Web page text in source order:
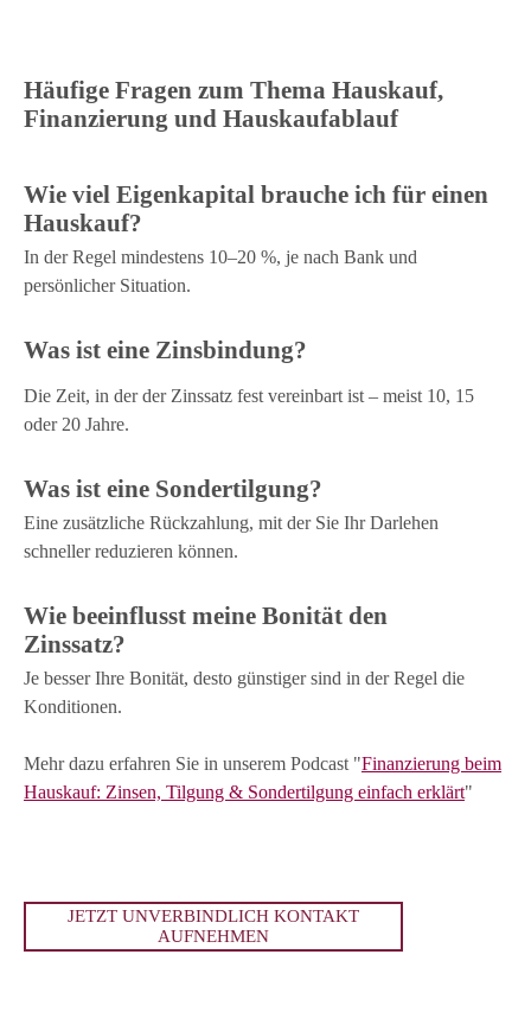
Häufige Fragen zum Thema Hauskauf,
Finanzierung und Hauskaufablauf
Wie viel Eigenkapital brauche ich für einen
Hauskauf?
In der Regel mindestens 10–20 %, je nach Bank und
persönlicher Situation.
Was ist eine Zinsbindung?
Die Zeit, in der der Zinssatz fest vereinbart ist – meist 10, 15
oder 20 Jahre.
Was ist eine Sondertilgung?
Eine zusätzliche Rückzahlung, mit der Sie Ihr Darlehen
schneller reduzieren können.
Wie beeinflusst meine Bonität den
Zinssatz?
Je besser Ihre Bonität, desto günstiger sind in der Regel die
Konditionen.
Mehr dazu erfahren Sie in unserem Podcast "Finanzierung beim
Hauskauf: Zinsen, Tilgung & Sondertilgung einfach erklärt"
JETZT UNVERBINDLICH KONTAKT
AUFNEHMEN